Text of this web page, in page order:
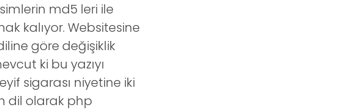
md5 leri ile
kalıyor. Websitesine
göre değişiklik
ki bu yazıyı
sigarası niyetine iki
dil olarak php